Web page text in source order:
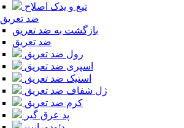
تیغ و یدک اصلاح
ضد تعریق
بازگشت به ضد تعریق
ضد تعریق
رول ضد تعریق
اسپری ضد تعریق
استیک ضد تعریق
ژل شفاف ضد تعریق
کرم ضد تعریق
پد عرق گیر